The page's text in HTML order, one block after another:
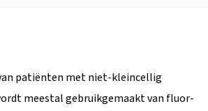
patiënten met niet-kleincellig
meestal gebruikgemaakt van fluor-